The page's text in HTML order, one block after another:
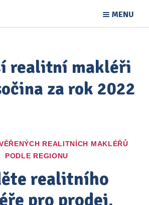
MENU
realitní makléři
za rok 2022
REALITNÍCH MAKLÉŘŮ
PODLE REGIONU
realitního
pro prodej,